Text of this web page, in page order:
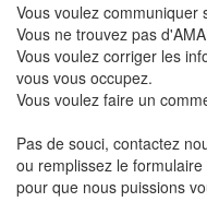
Vous voulez communiquer
Vous ne trouvez pas
Vous voulez corriger les
vous vous occupez.
Vous voulez faire un
Pas de souci, contactez
ou remplissez le
pour que nous puissions